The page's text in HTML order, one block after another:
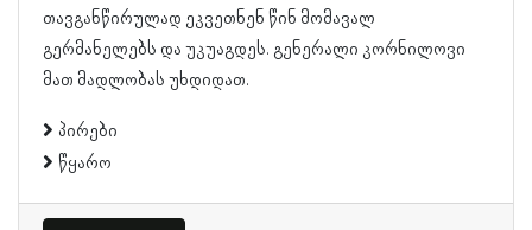
თავგანწირულად ეკვეთნენ წინ მომავალ
გერმანელებს და უკუაგდეს. გენერალი კორნილოვი
მათ მადლობას უხდიდათ.
პირები
წყარო